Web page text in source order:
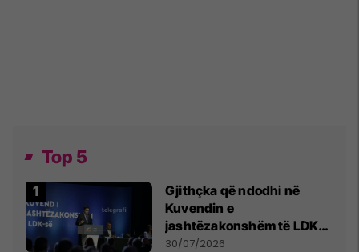
Top 5
Gjithçka që ndodhi në
Kuvendin e
jashtëzakonshëm të LDK-
së
30/07/2026